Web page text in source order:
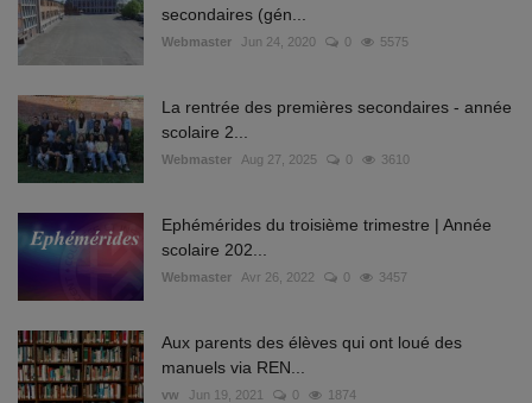
secondaires (gén...
Webmaster Jun 24, 2020 0 5575
La rentrée des premières secondaires - année
scolaire 2...
Webmaster Aug 27, 2025 0 3610
Ephémérides du troisième trimestre | Année
scolaire 202...
Webmaster Avr 26, 2022 0 3457
Aux parents des élèves qui ont loué des
manuels via REN...
vw Jun 19, 2021 0 1874